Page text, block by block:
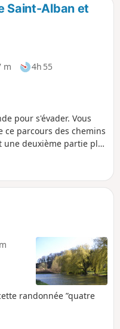
Saint-Alban et
m
4h 55
pour s'évader. Vous
parcours des chemins
deuxième partie plus
randonnée ”quatre